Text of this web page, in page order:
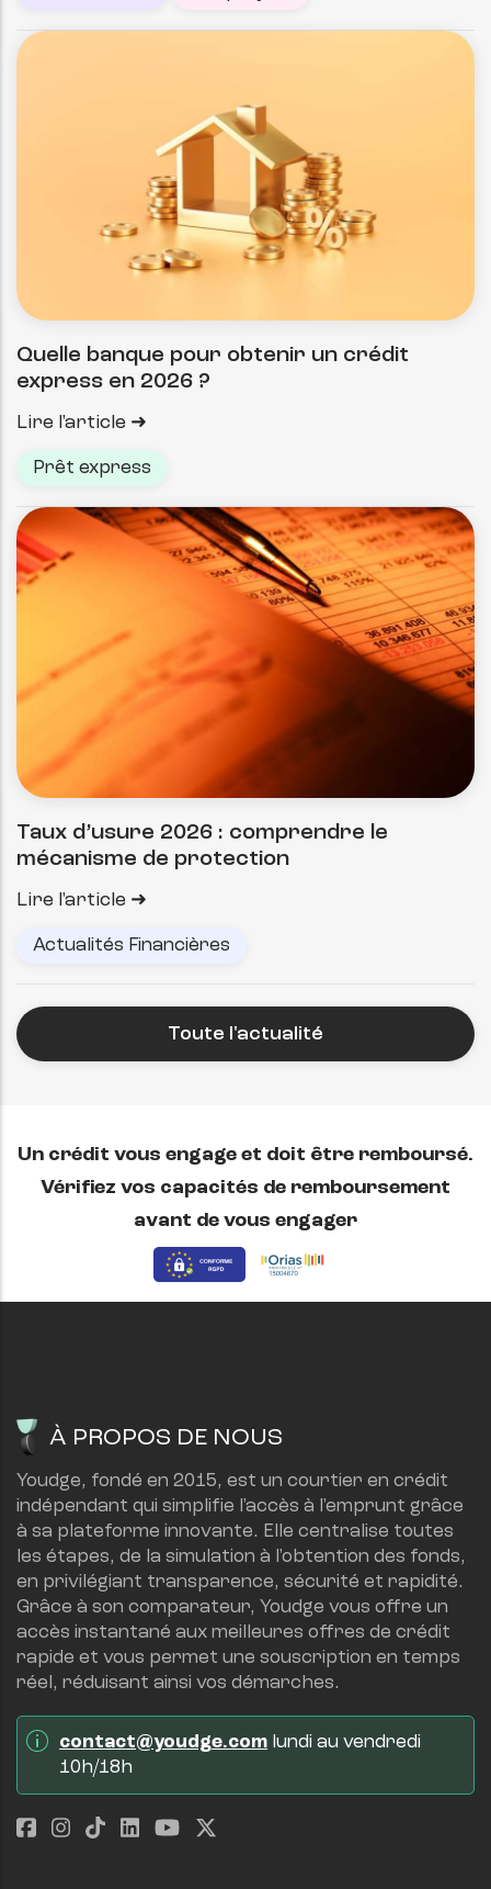
Quelle banque pour obtenir un crédit
express en 2026 ?
Lire l'article
Prêt express
Taux d’usure 2026 : comprendre le
mécanisme de protection
Lire l'article
Actualités Financières
Toute l'actualité
Un crédit vous engage et doit être remboursé.
Vérifiez vos capacités de remboursement
avant de vous engager
À PROPOS DE NOUS
Youdge, fondé en 2015, est un courtier en crédit
indépendant qui simplifie l'accès à l'emprunt grâce
à sa plateforme innovante. Elle centralise toutes
les étapes, de la simulation à l'obtention des fonds,
en privilégiant transparence, sécurité et rapidité.
Grâce à son comparateur, Youdge vous offre un
accès instantané aux meilleures offres de crédit
rapide et vous permet une souscription en temps
réel, réduisant ainsi vos démarches.
contact@youdge.com lundi au vendredi
10h/18h